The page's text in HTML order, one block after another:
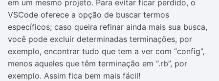
em um mesmo projeto. Para evitar ficar perdido, o
VSCode oferece a opção de buscar termos
específicos; caso queira refinar ainda mais sua busca,
você pode excluir determinadas terminações, por
exemplo, encontrar tudo que tem a ver com “config”,
menos aqueles que têm terminação em “.rb”, por
exemplo. Assim fica bem mais fácil!